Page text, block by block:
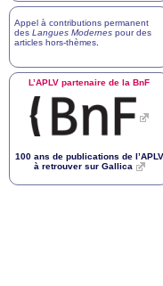
Appel à contributions permanent
des Langues Modernes pour des
articles hors-thèmes
L’APLV partenaire de la BnF
100 ans de publications de l’APLV
à retrouver sur Gallica